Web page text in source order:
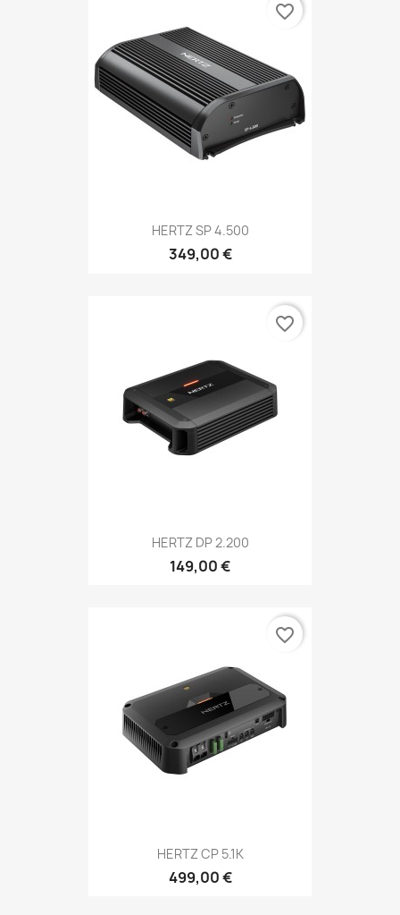
HERTZ SP 4.500
349,00 €
favorite_border
HERTZ DP 2.200
149,00 €
favorite_border
HERTZ CP 5.1K
499,00 €
favorite_border